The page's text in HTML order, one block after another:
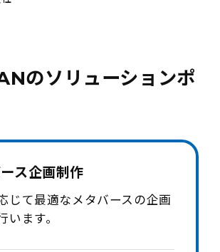
のソリューションポ
ス企画制作
じて最適なメタバースの企画
います。